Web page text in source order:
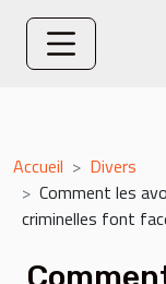
Accueil
Divers
Comment les
criminelles font